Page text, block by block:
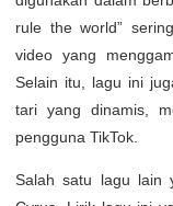
rule the world”
video yang
Selain itu, lagu ini
tari yang dinamis,
pengguna TikTok.
Salah satu lagu lain